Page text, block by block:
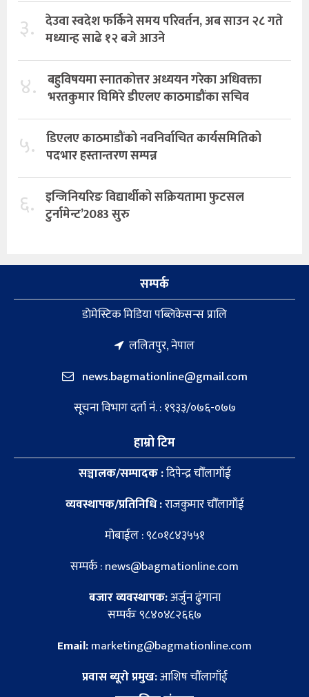
३. देउवा स्वदेश फर्किने समय परिवर्तन, अब साउन २८ गते
मध्यान्ह साढे १२ बजे आउने
४. बहुविषयमा स्नातकोत्तर अध्ययन गरेका अधिवक्ता
भरतकुमार घिमिरे डीएलए काठमाडौंका सचिव
५. डिएलए काठमाडौंको नवनिर्वाचित कार्यसमितिको
पदभार हस्तान्तरण सम्पन्न
६. इन्जिनियरिङ विद्यार्थीको सक्रियतामा फुटसल
टुर्नामेन्ट’2083 सुरु
सम्पर्क
डाेमेस्टिक मिडिया पब्लिकेसन्स प्रालि
ललितपुर, नेपाल
news.bagmationline@gmail.com
सूचना विभाग दर्ता नं. : १९३३/०७६-०७७
हाम्रो टिम
सञ्चालक/सम्पादक :दिपेन्द्र चौँलागाँई
व्यवस्थापक/प्रतिनिधि :राजकुमार चौँलागाँई
मोबाईल : ९८०१८४३५५१
सम्पर्क : news@bagmationline.com
बजार व्यवस्थापक:अर्जुन ढुंगाना
सम्पर्कः ९८४०४८२६६७
Email:marketing@bagmationline.com
प्रवास ब्यूरो प्रमुख:आशिष चौँलागाँई